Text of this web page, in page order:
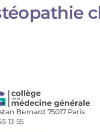
Bernard 75017 Paris
13 55